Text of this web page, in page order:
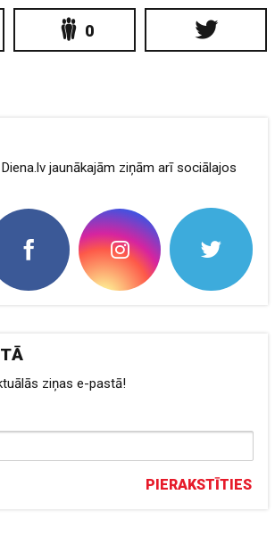
0
jaunākajām ziņām arī sociālajos
ziņas e-pastā!
PIERAKSTĪTIES